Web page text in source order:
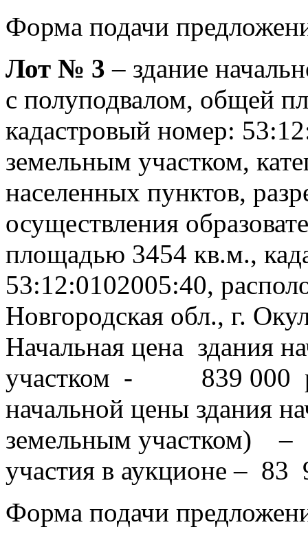
Форма подачи
Лот № 3 – здание
с полуподвалом, общей
кадастровый номер:
земельным участком,
населенных пунктов,
осуществления
площадью 3454 кв.м.,
53:12:0102005:40,
Новгородская обл., г.
Начальная цена здания
участком - 839 000
начальной цены
земельным участком) –
участия в аукционе – 83
Форма подачи